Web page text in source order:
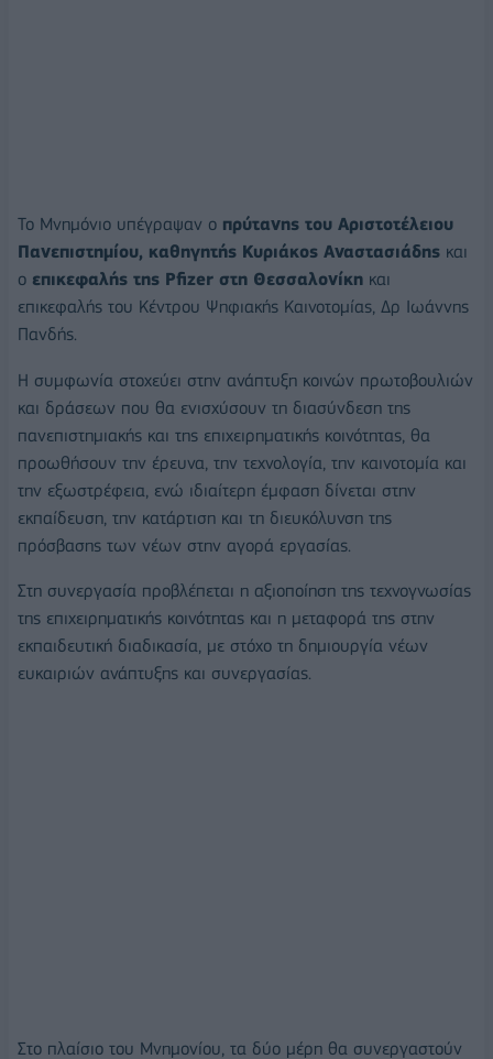
Το Μνημόνιο υπέγραψαν ο πρύτανης του Αριστοτέλειου
Πανεπιστημίου, καθηγητής Κυριάκος Αναστασιάδης και
ο επικεφαλής της Pfizer στη Θεσσαλονίκη και
επικεφαλής του Κέντρου Ψηφιακής Καινοτομίας, Δρ Ιωάννης
Πανδής.
Η συμφωνία στοχεύει στην ανάπτυξη κοινών πρωτοβουλιών
και δράσεων που θα ενισχύσουν τη διασύνδεση της
πανεπιστημιακής και της επιχειρηματικής κοινότητας, θα
προωθήσουν την έρευνα, την τεχνολογία, την καινοτομία και
την εξωστρέφεια, ενώ ιδιαίτερη έμφαση δίνεται στην
εκπαίδευση, την κατάρτιση και τη διευκόλυνση της
πρόσβασης των νέων στην αγορά εργασίας.
Στη συνεργασία προβλέπεται η αξιοποίηση της τεχνογνωσίας
της επιχειρηματικής κοινότητας και η μεταφορά της στην
εκπαιδευτική διαδικασία, με στόχο τη δημιουργία νέων
ευκαιριών ανάπτυξης και συνεργασίας.
Στο πλαίσιο του Μνημονίου, τα δύο μέρη θα συνεργαστούν